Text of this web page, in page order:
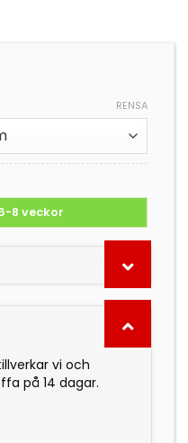
RENSA
8 veckor
vi och
på 14 dagar.